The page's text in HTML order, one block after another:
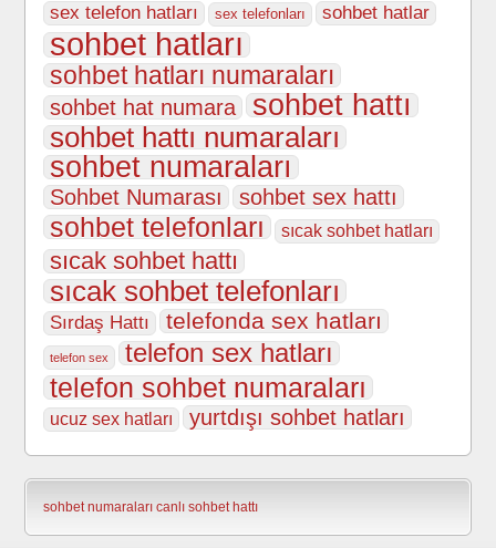
sex telefon hatları sex telefonları sohbet hatlar
sohbet hatları
sohbet hatları numaraları
sohbet hat numara sohbet hattı
sohbet hattı numaraları
sohbet numaraları
Sohbet Numarası sohbet sex hattı
sohbet telefonları sıcak sohbet hatları
sıcak sohbet hattı
sıcak sohbet telefonları
Sırdaş Hattı telefonda sex hatları
telefon sex telefon sex hatları
telefon sohbet numaraları
ucuz sex hatları yurtdışı sohbet hatları
sohbet numaraları canlı sohbet hattı